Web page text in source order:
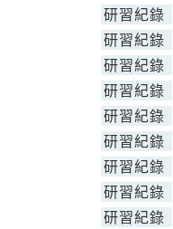
研習紀錄
研習紀錄
研習紀錄
研習紀錄
研習紀錄
研習紀錄
研習紀錄
研習紀錄
研習紀錄